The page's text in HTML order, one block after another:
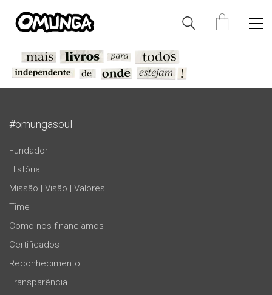
#omungasoul
Fundador
História
Missão | Visão | Valores
Time
Como nos financiamos
Certificados
Reconhecimento
Transparência